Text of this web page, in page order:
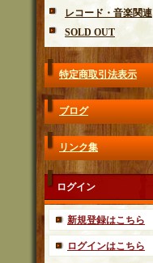
レコード・音楽関連
SOLD OUT
特定商取引法表示
ブログ
リンク集
ログイン
新規登録はこちら
ログインはこちら